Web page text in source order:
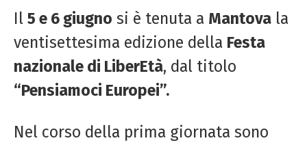
Il 5 e 6 giugno si è tenuta a Mantova la
ventisettesima edizione della Festa
nazionale di LiberEtà, dal titolo
“Pensiamoci Europei”.
Nel corso della prima giornata sono